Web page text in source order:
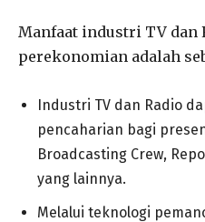
Manfaat industri TV dan
perekonomian adalah
Industri TV dan Radio
pencaharian bagi
Broadcasting Crew,
yang lainnya.
Melalui teknologi